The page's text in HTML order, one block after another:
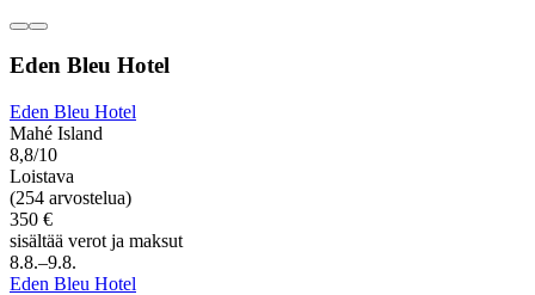
Eden Bleu Hotel
Eden Bleu Hotel
Mahé Island
8,8/10
Loistava
(254 arvostelua)
350 €
sisältää verot ja maksut
8.8.–9.8.
Eden Bleu Hotel